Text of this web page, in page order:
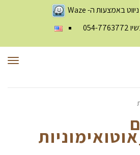
ניווט באמצעות ה-Waze
054-7763772